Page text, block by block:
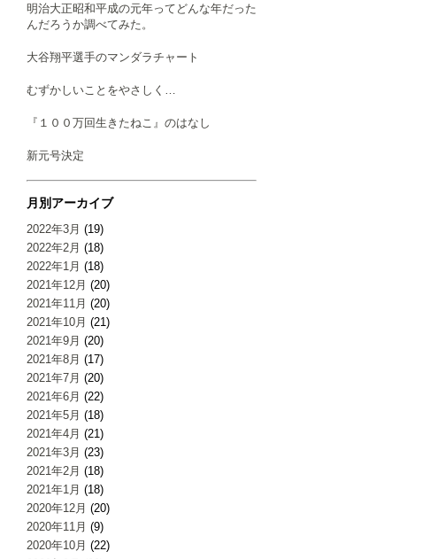
明治大正昭和平成の元年ってどんな年だった
んだろうか調べてみた。
大谷翔平選手のマンダラチャート
むずかしいことをやさしく…
『１００万回生きたねこ』のはなし
新元号決定
月別アーカイブ
2022年3月 (19)
2022年2月 (18)
2022年1月 (18)
2021年12月 (20)
2021年11月 (20)
2021年10月 (21)
2021年9月 (20)
2021年8月 (17)
2021年7月 (20)
2021年6月 (22)
2021年5月 (18)
2021年4月 (21)
2021年3月 (23)
2021年2月 (18)
2021年1月 (18)
2020年12月 (20)
2020年11月 (9)
2020年10月 (22)